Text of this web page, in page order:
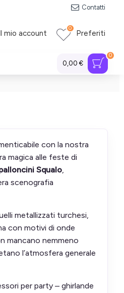
Contatti
mio account Preferiti
0
0,00 €
0
con la nostra
magica alle feste di
Squalo,
scenografia
metallizzati turchesi,
con motivi di onde
mancano nemmeno
l’atmosfera generale
per party – ghirlande